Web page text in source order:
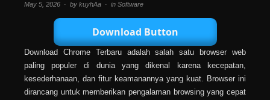
May 5, 2026 · by kuyhAa · in Software
Download Button
Download Chrome Terbaru adalah salah satu browser web
paling populer di dunia yang dikenal karena kecepatan,
kesederhanaan, dan fitur keamanannya yang kuat. Browser ini
dirancang untuk memberikan pengalaman browsing yang cepat